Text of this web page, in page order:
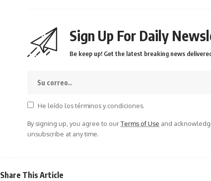
Sign Up For Daily
Be keep up! Get the latest breaking news
He leído los términos y condiciones.
By signing up, you agree to ourTerms of Use and
unsubscribe at any time.
Share This Article